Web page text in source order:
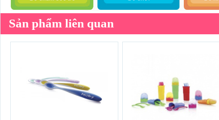
Sản phẩm liên quan